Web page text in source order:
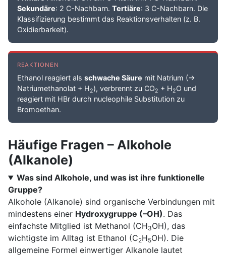
Sekundäre: 2 C-Nachbarn. Tertiäre: 3 C-Nachbarn. Die
Klassifizierung bestimmt das Reaktionsverhalten (z. B.
Oxidierbarkeit).
REAKTIONEN
Ethanol reagiert als schwache Säure mit Natrium (→
Natriumethanolat + H2), verbrennt zu CO2 + H2O und
reagiert mit HBr durch nucleophile Substitution zu
Bromoethan.
Häufige Fragen – Alkohole
(Alkanole)
Was sind Alkohole, und was ist ihre funktionelle
Gruppe?
Alkohole (Alkanole) sind organische Verbindungen mit
mindestens einer Hydroxygruppe (–OH). Das
einfachste Mitglied ist Methanol (CH3OH), das
wichtigste im Alltag ist Ethanol (C2H5OH). Die
allgemeine Formel einwertiger Alkanole lautet